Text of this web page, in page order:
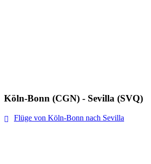
Köln-Bonn (CGN) - Sevilla (SVQ)
Flüge von Köln-Bonn nach Sevilla